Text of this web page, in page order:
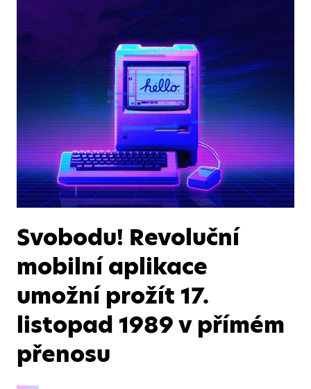
Svobodu! Revoluční
mobilní aplikace
umožní prožít 17.
listopad 1989 v přímém
přenosu